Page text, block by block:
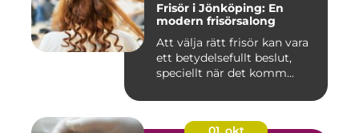
Frisör i Jönköping: En
modern frisörsalong
Att välja rätt frisör kan vara
ett betydelsefullt beslut,
speciellt när det komm...